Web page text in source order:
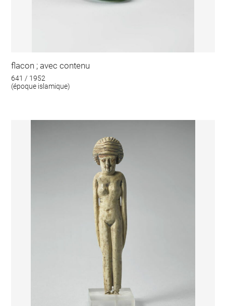
flacon ; avec contenu
641 / 1952
(époque islamique)